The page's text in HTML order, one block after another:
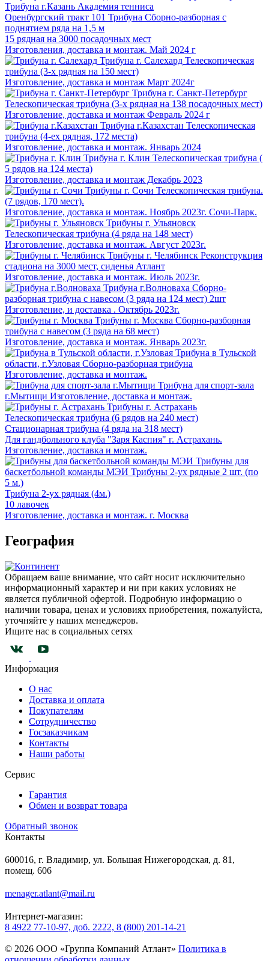
Трибуна г.Казань Академия тенниса
Оренбургский тракт 101 Трибуна Сборно-разборная с
поднятием ряда на 1,5 м
15 рядная на 3000 посадочных мест
Изготовления, доставка и монтаж. Май 2024 г
Трибуна г. Салехард Телескопическая
трибуна (3-х рядная на 150 мест)
Изготовление, доставка и монтаж Март 2024г
Трибуна г. Санкт-Петербург
Телескопическая трибуна (3-х рядная на 138 посадочных мест)
Изготовление, доставка и монтаж Февраль 2024 г
Трибуна г.Казахстан Телескопическая
трибуна (4-ех рядная, 172 места)
Изготовление, доставка и монтаж. Январь 2024
Трибуна г. Клин Телескопическая трибуна (
5 рядов на 124 места)
Изготовление, доставка и монтаж Декабрь 2023
Трибуны г. Сочи Телескопическая трибуна.
(7 рядов, 170 мест).
Изготовление, доставка и монтаж. Ноябрь 2023г. Сочи-Парк.
Трибуны г. Ульяновск
Телескопическая трибуна (4 ряда на 148 мест)
Изготовление, доставка и монтаж. Август 2023г.
Трибуны г. Челябинск Реконструкция
стадиона на 3000 мест, сиденья Атлант
Изготовление, доставка и монтаж. Июль 2023г.
Трибуна г.Волноваха Сборно-
разборная трибуна с навесом (3 ряда на 124 мест) 2шт
Изготовление, и доставка . Октябрь 2023г.
Трибуны г. Москва Сборно-разборная
трибуна с навесом (3 ряда на 68 мест)
Изготовление, доставка и монтаж. Январь 2023г.
Трибуна в Тульской
области, г.Узловая Сборно-разборная трибуна
Изготовление, доставка и монтаж.
Трибуна для спорт-зала
г.Мытищи Изготовление, доставка и монтаж.
Трибуны г. Астрахань
Телескопическая трибуна (6 рядов на 240 мест)
Стационарная трибуна (4 ряда на 318 мест)
Для гандбольного клуба "Заря Каспия" г. Астрахань.
Изготовление, доставка и монтаж.
Трибуны для
баскетбольной команды МЭИ Трибуны 2-ух рядные 2 шт. (по
5 м.)
Трибуна 2-ух рядная (4м.)
10 лавочек
Изготовление, доставка и монтаж. г. Москва
География
Обращаем ваше внимание, что сайт носит исключительно
информационный характер и ни при каких условиях не
является публичной офертой. Подробную информацию о
наличии товара, ценах и условиях приобретения, пожалуйста,
уточняйте у наших менеджеров.
Ищите нас в социальных сетях
Информация
О нас
Доставка и оплата
Покупателям
Сотрудничество
Госзаказчикам
Контакты
Наши работы
Сервис
Гарантия
Обмен и возврат товара
Обратный звонок
Контакты
600016, г. Владимир, ул. Большая Нижегородская, д. 81,
помещ. 606
menager.atlant@mail.ru
Интернет-магазин:
8 4922 77-10-97, доб. 2222, 8 (800) 201-14-21
© 2026 ООО «Группа Компаний Атлант» Политика в